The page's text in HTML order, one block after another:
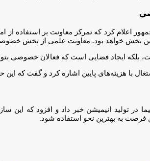
اعلام کرد که تمرکز معاونت بر استفاده
بخش خواهد بود. معاونت علمی از بخش
ایجاد فضایی است که فعالان خصوصی
با هزینه‌های پایین اشاره کرد و گفت که
تولید انیمیشن خبر داد و افزود که این
فرصت به بهترین نحو استفاده شود.